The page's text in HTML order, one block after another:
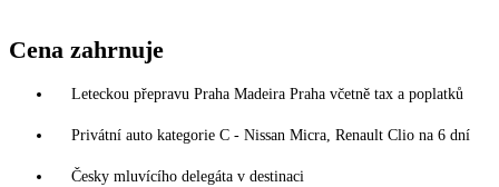
Cena zahrnuje
Leteckou přepravu Praha Madeira Praha včetně tax a poplatků
Privátní auto kategorie C - Nissan Micra, Renault Clio na 6 dní
Česky mluvícího delegáta v destinaci